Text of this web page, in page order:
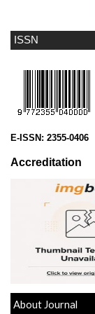
ISSN
E-ISSN: 2355-0406
Accreditation
About Journal